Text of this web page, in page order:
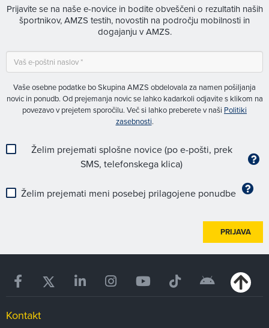
Prijavite se na naše e-novice in bodite obveščeni o rezultatih naših
športnikov, AMZS testih, novostih na področju mobilnosti in
dogajanju v AMZS.
Vaše osebne podatke bo Skupina AMZS obdelovala za namen pošiljanja
novic in ponudb. Od prejemanja novic se lahko kadarkoli odjavite s klikom na
povezavo v prejetem sporočilu. Več si lahko preberete v naši Politiki
zasebnosti.
Želim prejemati splošne novice (po e-pošti, prek
SMS, telefonskega klica)
Želim prejemati meni posebej prilagojene ponudbe
PRIJAVA
Kontakt